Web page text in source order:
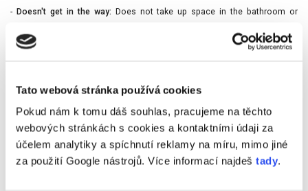
Tato webová stránka používá cookies
Pokud nám k tomu dáš souhlas, pracujeme na těchto
webových stránkách s cookies a kontaktními údaji za
účelem analytiky a spíchnutí reklamy na míru, mimo jiné
za použití Google nástrojů. Více informací najdeš tady.
- Doesn't get in the way: Does not take up space in the bathroom or
Dimensions:Length approx. 20 cm
Maintenance:
Rinse under running water
Máme pro tebe zajímavé
čtení!